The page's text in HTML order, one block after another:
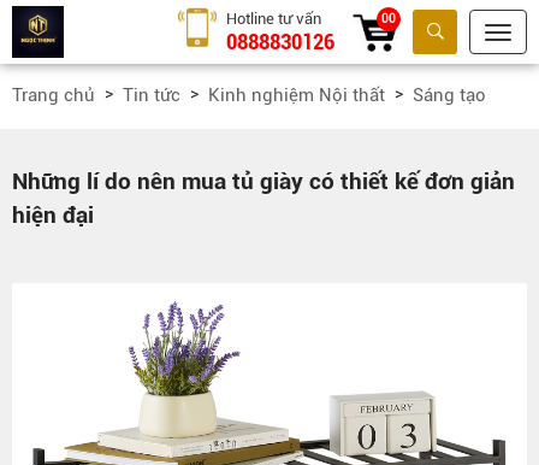
Tìm kiếm
Hotline tư vấn
0888830126
00
Trang chủ Tin tức Kinh nghiệm Nội thất Sáng tạo
Những lí do nên mua tủ giày có thiết kế đơn giản
hiện đại